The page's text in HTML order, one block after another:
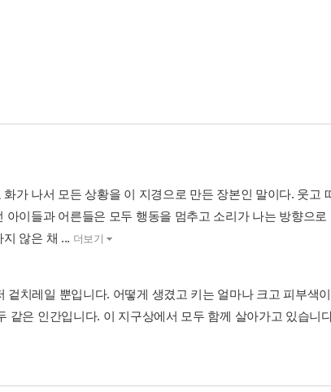
가 나서 모든 상황을 이 지경으로 만든 장본인 말이다. 웃고
이들과 어른들은 모두 행동을 멈추고 소리가 나는 방향으로
않은 채 ... 더보기
치레일 뿐입니다. 어떻게 생겼고 키는 얼마나 크고 피부색
같은 인간입니다. 이 지구상에서 모두 함께 살아가고 있습니